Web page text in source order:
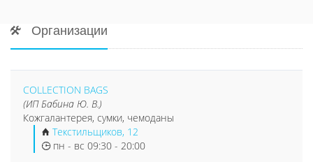
Организации
COLLECTION BAGS
(ИП Бабина Ю. В.)
Кожгалантерея, сумки, чемоданы
Текстильщиков, 12
пн - вс 09:30 - 20:00